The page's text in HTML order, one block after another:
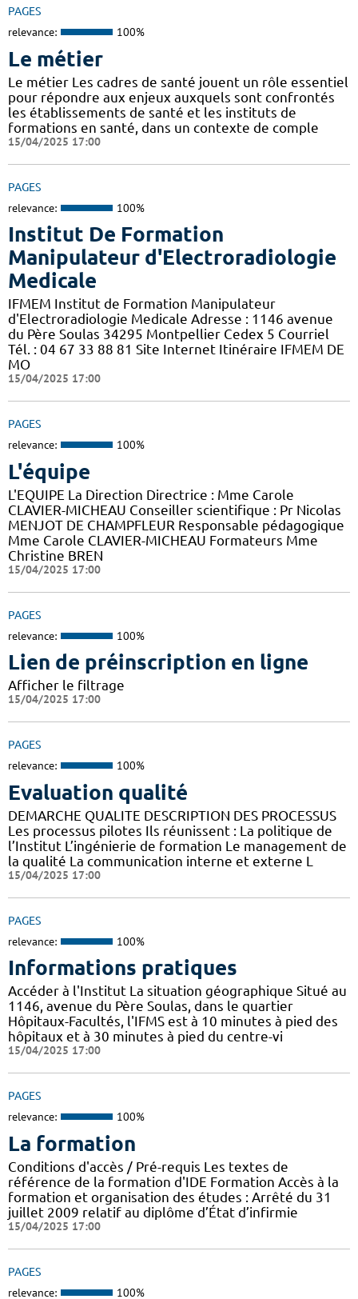
PAGES
relevance: 100%
Le métier
Le métier Les cadres de santé jouent un rôle essentiel
pour répondre aux enjeux auxquels sont confrontés
les établissements de santé et les instituts de
formations en santé, dans un contexte de comple
15/04/2025 17:00
PAGES
relevance: 100%
Institut De Formation
Manipulateur d'Electroradiologie
Medicale
IFMEM Institut de Formation Manipulateur
d'Electroradiologie Medicale Adresse : 1146 avenue
du Père Soulas 34295 Montpellier Cedex 5 Courriel
Tél. : 04 67 33 88 81 Site Internet Itinéraire IFMEM DE
MO
15/04/2025 17:00
PAGES
relevance: 100%
L'équipe
L'EQUIPE La Direction Directrice : Mme Carole
CLAVIER-MICHEAU Conseiller scientifique : Pr Nicolas
MENJOT DE CHAMPFLEUR Responsable pédagogique
Mme Carole CLAVIER-MICHEAU Formateurs Mme
Christine BREN
15/04/2025 17:00
PAGES
relevance: 100%
Lien de préinscription en ligne
Afficher le filtrage
15/04/2025 17:00
PAGES
relevance: 100%
Evaluation qualité
DEMARCHE QUALITE DESCRIPTION DES PROCESSUS
Les processus pilotes Ils réunissent : La politique de
l’Institut L’ingénierie de formation Le management de
la qualité La communication interne et externe L
15/04/2025 17:00
PAGES
relevance: 100%
Informations pratiques
Accéder à l'Institut La situation géographique Situé au
1146, avenue du Père Soulas, dans le quartier
Hôpitaux-Facultés, l'IFMS est à 10 minutes à pied des
hôpitaux et à 30 minutes à pied du centre-vi
15/04/2025 17:00
PAGES
relevance: 100%
La formation
Conditions d'accès / Pré-requis Les textes de
référence de la formation d'IDE Formation Accès à la
formation et organisation des études : Arrêté du 31
juillet 2009 relatif au diplôme d’État d’infirmie
15/04/2025 17:00
PAGES
relevance: 100%